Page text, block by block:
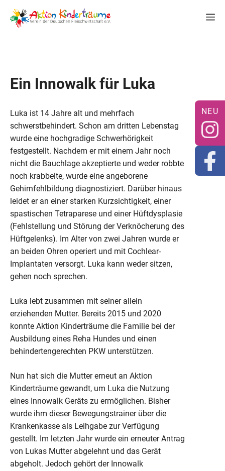
Inhalt
springen
Ein Innowalk für Luka
Luka ist 14 Jahre alt und mehrfach
schwerstbehindert. Schon am dritten Lebenstag
wurde eine hochgradige Schwerhörigkeit
festgestellt. Nachdem er mit einem Jahr noch
nicht die Bauchlage akzeptierte und weder robbte
noch krabbelte, wurde eine angeborene
Gehirnfehlbildung diagnostiziert. Darüber hinaus
leidet er an einer starken Kurzsichtigkeit, einer
spastischen Tetraparese und einer Hüftdysplasie
(Fehlstellung und Störung der Verknöcherung des
Hüftgelenks). Im Alter von zwei Jahren wurde er
an beiden Ohren operiert und mit Cochlear-
Implantaten versorgt. Luka kann weder sitzen,
gehen noch sprechen.
Luka lebt zusammen mit seiner allein
erziehenden Mutter. Bereits 2015 und 2020
konnte Aktion Kinderträume die Familie bei der
Ausbildung eines Reha Hundes und einen
behindertengerechten PKW unterstützen.
Nun hat sich die Mutter erneut an Aktion
Kinderträume gewandt, um Luka die Nutzung
eines Innowalk Geräts zu ermöglichen. Bisher
wurde ihm dieser Bewegungstrainer über die
Krankenkasse als Leihgabe zur Verfügung
gestellt. Im letzten Jahr wurde ein erneuter Antrag
von Lukas Mutter abgelehnt und das Gerät
abgeholt. Jedoch gehört der Innowalk